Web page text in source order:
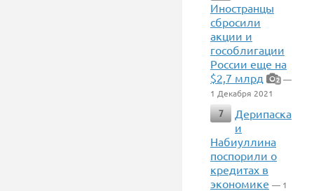
Иностранцы
сбросили
акции и
гособлигации
России еще на
$2,7 млрд
2 —
1 Декабря 2021
7
Дерипаска
и
Набиуллина
поспорили о
кредитах в
экономике — 1